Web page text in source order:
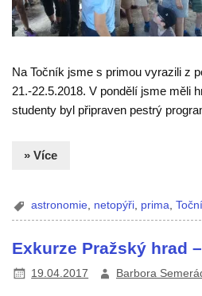
Na Točník jsme s primou vyrazili z
21.-22.5.2018. V pondělí jsme měli
studenty byl připraven pestrý
» Více
astronomie netopýři prima ,
Exkurze Pražský hrad
19.04.2017 Barbora